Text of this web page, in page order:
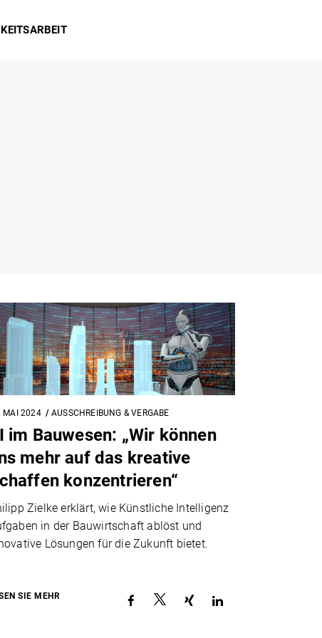
MAI 2024 AUSSCHREIBUNG & VERGABE
im Bauwesen: „Wir können
mehr auf das kreative
konzentrieren“
Zielke erklärt, wie Künstliche Intelligenz
in der Bauwirtschaft ablöst und
Lösungen für die Zukunft bietet.
SIE MEHR